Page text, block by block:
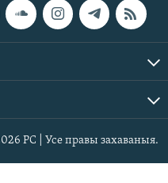
РС | Усе правы захаваныя.